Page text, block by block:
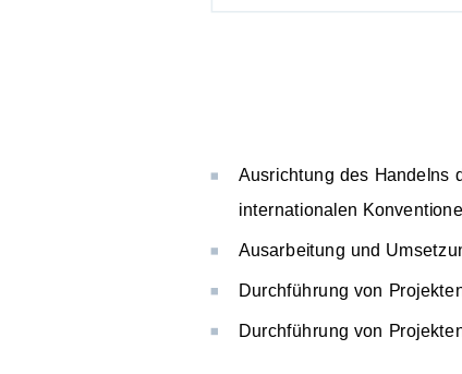
Ausrichtung des Handelns
internationalen
Ausarbeitung und
Durchführung von
Durchführung von